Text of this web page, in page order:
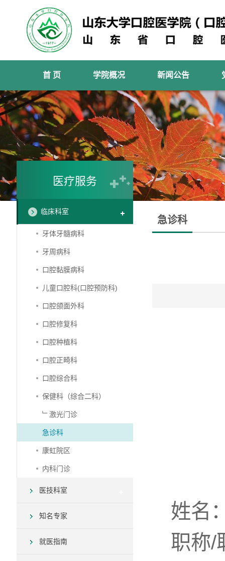
首 页 学院概况 新闻公告
医疗服务
临床科室
牙体牙髓病科
牙周病科
口腔黏膜病科
儿童口腔科(口腔预防科)
口腔颌面外科
口腔修复科
口腔种植科
口腔正畸科
口腔综合科
保健科（综合二科）
﹂激光门诊
急诊科
康虹院区
内科门诊
医技科室
知名专家
就医指南
急诊科
姓名
职称/